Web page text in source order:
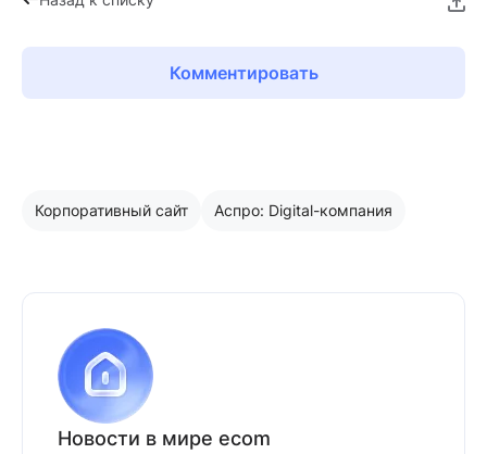
Комментировать
Корпоративный сайт Аспро: Digital-компания
Новости в мире ecom